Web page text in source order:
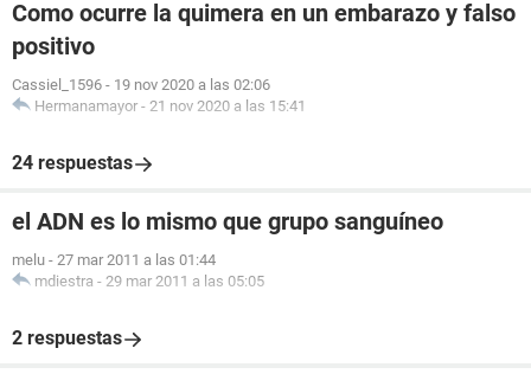
Como ocurre la quimera en un embarazo y falso
positivo
Cassiel_1596 - 19 nov 2020 a las 02:06
Hermanamayor - 21 nov 2020 a las 15:41
24 respuestas
el ADN es lo mismo que grupo sanguíneo
melu - 27 mar 2011 a las 01:44
mdiestra - 29 mar 2011 a las 05:05
2 respuestas